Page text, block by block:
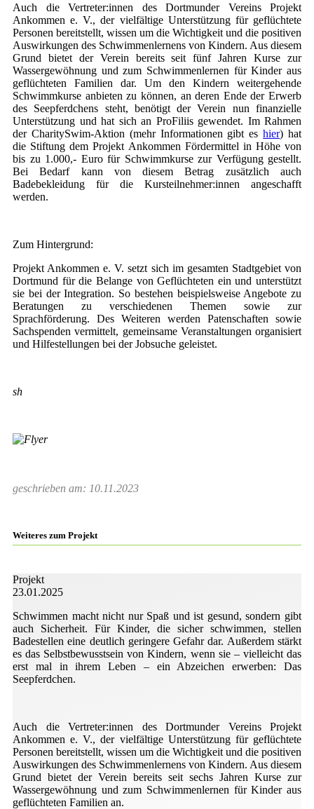
Auch die Vertreter:innen des Dortmunder Vereins Projekt
Ankommen e. V., der vielfältige Unterstützung für geflüchtete
Personen bereitstellt, wissen um die Wichtigkeit und die positiven
Auswirkungen des Schwimmenlernens von Kindern. Aus diesem
Grund bietet der Verein bereits seit fünf Jahren Kurse zur
Wassergewöhnung und zum Schwimmenlernen für Kinder aus
geflüchteten Familien dar. Um den Kindern weitergehende
Schwimmkurse anbieten zu können, an deren Ende der Erwerb
des Seepferdchens steht, benötigt der Verein nun finanzielle
Unterstützung und hat sich an ProFiliis gewendet. Im Rahmen
der CharitySwim-Aktion (mehr Informationen gibt eshier) hat
die Stiftung dem Projekt Ankommen Fördermittel in Höhe von
bis zu 1.000,- Euro für Schwimmkurse zur Verfügung gestellt.
Bei Bedarf kann von diesem Betrag zusätzlich auch
Badebekleidung für die Kursteilnehmer:innen angeschafft
werden.
Zum Hintergrund:
Projekt Ankommen e. V. setzt sich im gesamten Stadtgebiet von
Dortmund für die Belange von Geflüchteten ein und unterstützt
sie bei der Integration. So bestehen beispielsweise Angebote zu
Beratungen zu verschiedenen Themen sowie zur
Sprachförderung. Des Weiteren werden Patenschaften sowie
Sachspenden vermittelt, gemeinsame Veranstaltungen organisiert
und Hilfestellungen bei der Jobsuche geleistet.
sh
geschrieben am: 10.11.2023
Weiteres zum Projekt
Projekt
23.01.2025
Schwimmen macht nicht nur Spaß und ist gesund, sondern gibt
auch Sicherheit. Für Kinder, die sicher schwimmen, stellen
Badestellen eine deutlich geringere Gefahr dar. Außerdem stärkt
es das Selbstbewusstsein von Kindern, wenn sie – vielleicht das
erst mal in ihrem Leben – ein Abzeichen erwerben: Das
Seepferdchen.
Auch die Vertreter:innen des Dortmunder Vereins Projekt
Ankommen e. V., der vielfältige Unterstützung für geflüchtete
Personen bereitstellt, wissen um die Wichtigkeit und die positiven
Auswirkungen des Schwimmenlernens von Kindern. Aus diesem
Grund bietet der Verein bereits seit sechs Jahren Kurse zur
Wassergewöhnung und zum Schwimmenlernen für Kinder aus
geflüchteten Familien an.